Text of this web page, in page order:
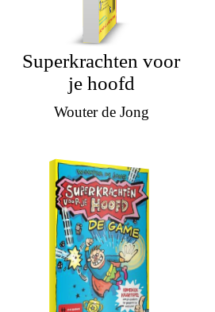
Superkrachten voor
je hoofd
Wouter de Jong